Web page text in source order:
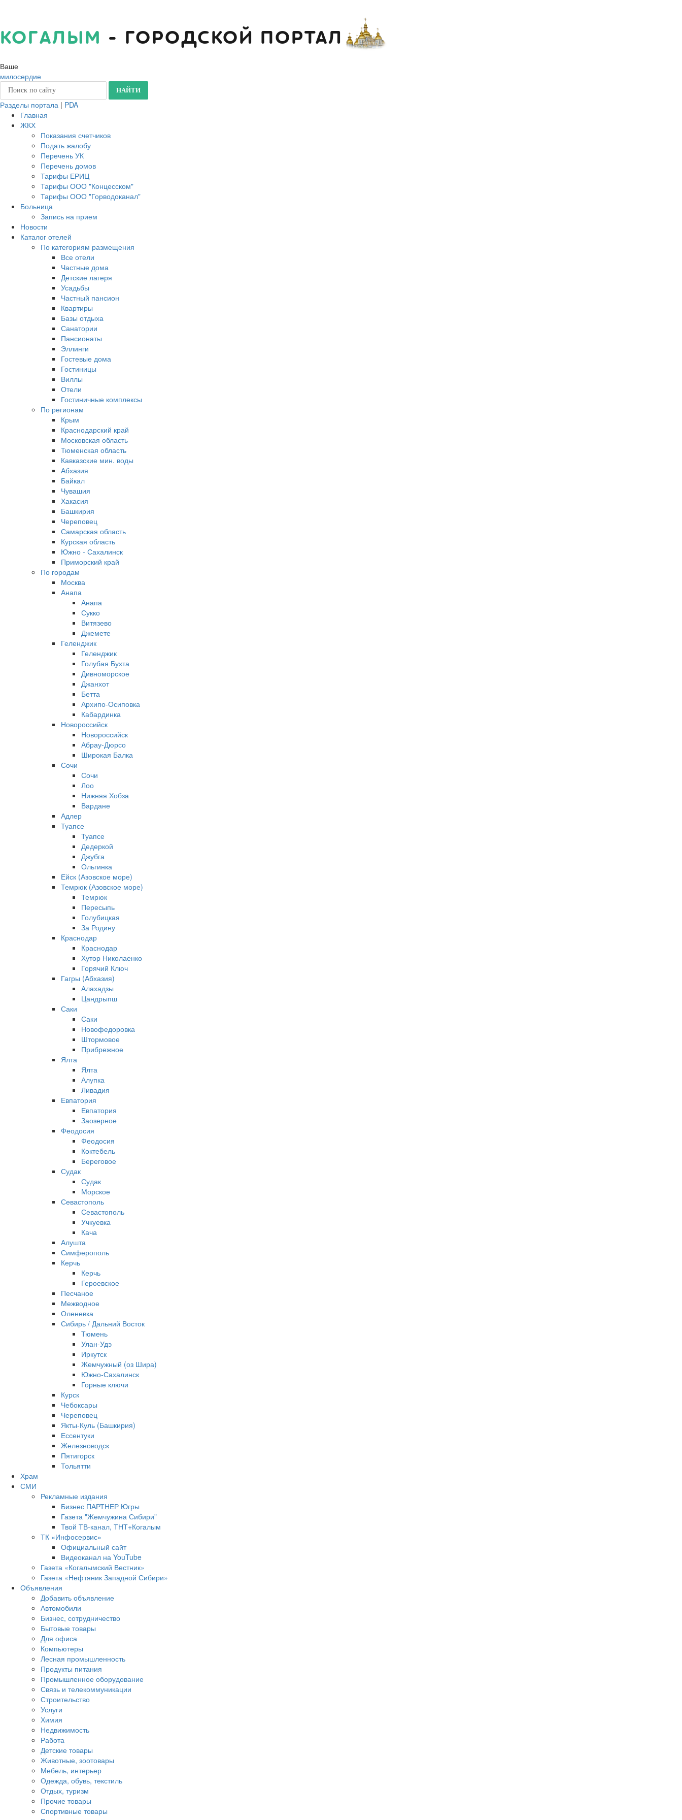
КОГАЛЫМ - ГОРОДСКОЙ ПОРТАЛ
Ваше
милосердие
Разделы портала | PDA
Главная
ЖКХ
Показания счетчиков
Подать жалобу
Перечень УК
Перечень домов
Тарифы ЕРИЦ
Тарифы ООО "Концесском"
Тарифы ООО "Горводоканал"
Больница
Запись на прием
Новости
Каталог отелей
По категориям размещения
Все отели
Частные дома
Детские лагеря
Усадьбы
Частный пансион
Квартиры
Базы отдыха
Санатории
Пансионаты
Эллинги
Гостевые дома
Гостиницы
Виллы
Отели
Гостиничные комплексы
По регионам
Крым
Краснодарский край
Московская область
Тюменская область
Кавказские мин. воды
Абхазия
Байкал
Чувашия
Хакасия
Башкирия
Череповец
Самарская область
Курская область
Южно - Сахалинск
Приморский край
По городам
Москва
Анапа
Анапа
Сукко
Витязево
Джемете
Геленджик
Геленджик
Голубая Бухта
Дивноморское
Джанхот
Бетта
Архипо-Осиповка
Кабардинка
Новороссийск
Новороссийск
Абрау-Дюрсо
Широкая Балка
Сочи
Сочи
Лоо
Нижняя Хобза
Вардане
Адлер
Туапсе
Туапсе
Дедеркой
Джубга
Ольгинка
Ейск (Азовское море)
Темрюк (Азовское море)
Темрюк
Пересыпь
Голубицкая
За Родину
Краснодар
Краснодар
Хутор Николаенко
Горячий Ключ
Гагры (Абхазия)
Алахадзы
Цандрыпш
Саки
Саки
Новофедоровка
Штормовое
Прибрежное
Ялта
Ялта
Алупка
Ливадия
Евпатория
Евпатория
Заозерное
Феодосия
Феодосия
Коктебель
Береговое
Судак
Судак
Морское
Севастополь
Севастополь
Учкуевка
Кача
Алушта
Симферополь
Керчь
Керчь
Героевское
Песчаное
Межводное
Оленевка
Сибирь / Дальний Восток
Тюмень
Улан-Удэ
Иркутск
Жемчужный (оз Шира)
Южно‐Сахалинск
Горные ключи
Курск
Чебоксары
Череповец
Якты-Куль (Башкирия)
Ессентуки
Железноводск
Пятигорск
Тольятти
Храм
СМИ
Рекламные издания
Бизнес ПАРТНЕР Югры
Газета "Жемчужина Сибири"
Твой ТВ-канал, ТНТ+Когалым
ТК «Инфосервис»
Официальный сайт
Видеоканал на YouTube
Газета «Когалымский Вестник»
Газета «Нефтяник Западной Сибири»
Объявления
Добавить объявление
Автомобили
Бизнес, сотрудничество
Бытовые товары
Для офиса
Компьютеры
Лесная промышленность
Продукты питания
Промышленное оборудование
Связь и телекоммуникации
Строительство
Услуги
Химия
Недвижимость
Работа
Детские товары
Животные, зоотовары
Мебель, интерьер
Одежда, обувь, текстиль
Отдых, туризм
Прочие товары
Спортивные товары